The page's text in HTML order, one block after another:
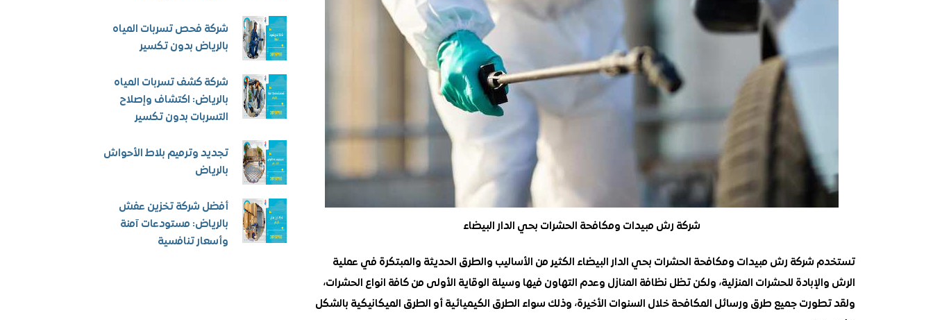
شركة رش مبيدات ومكافحة الحشرات بحي الدار البيضاء
تستخدم شركة رش مبيدات ومكافحة الحشرات بحي الدار البيضاء الكثير من الأساليب والطرق الحديثة والمبتكرة في عملية
الرش والإبادة للحشرات المنزلية، ولكن تظل نظافة المنازل وعدم التهاون فيها وسيلة الوقاية الأولى من كافة انواع الحشرات،
ولقد تطورت جميع طرق ورسائل المكافحة خلال السنوات الأخيرة، وذلك سواء الطرق الكيميائية أو الطرق الميكانيكية بالشكل
شركة فحص تسربات المياه
بالرياض بدون تكسير
شركة كشف تسربات المياه
بالرياض: اكتشاف وإصلاح
التسربات بدون تكسير
تجديد وترميم بلاط الأحواش
بالرياض
أفضل شركة تخزين عفش
بالرياض: مستودعات آمنة
وأسعار تنافسية